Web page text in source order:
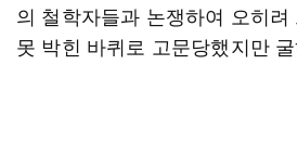
의 철학자들과 논쟁하여 오히
못 박힌 바퀴로 고문당했지만